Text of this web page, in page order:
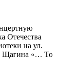
на ул.
Щагина «… То